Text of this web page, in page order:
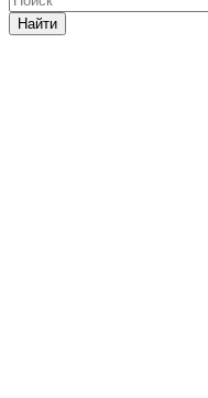
Найти